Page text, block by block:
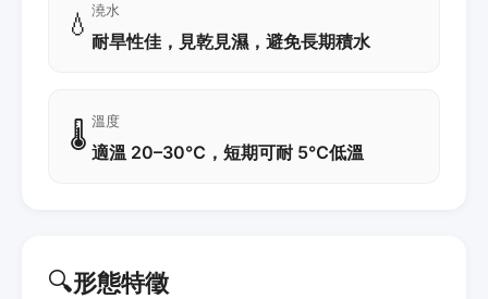
💧 澆水
耐旱性佳，見乾見濕，避免長期積水
🌡️ 溫度
適溫 20–30℃，短期可耐 5℃低溫
🔍形態特徵